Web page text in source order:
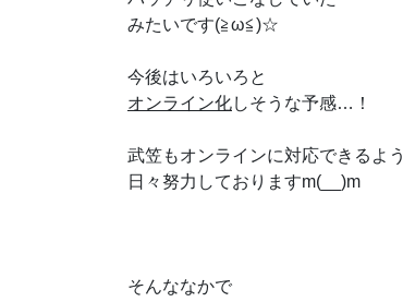
みたいです(≧ω≦)☆
今後はいろいろと
オンライン化しそうな予感…！
武笠もオンラインに対応できるよう
日々努力しておりますm(__)m
そんななかで